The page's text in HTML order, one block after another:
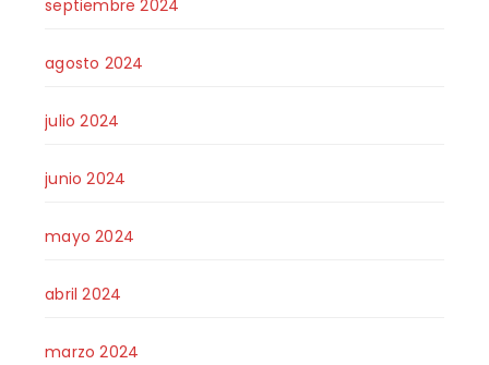
septiembre 2024
agosto 2024
julio 2024
junio 2024
mayo 2024
abril 2024
marzo 2024